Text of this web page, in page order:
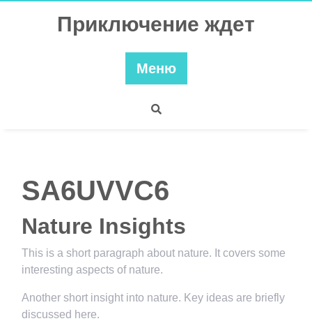
Приключение ждет
Меню
SA6UVVC6
Nature Insights
This is a short paragraph about nature. It covers some
interesting aspects of nature.
Another short insight into nature. Key ideas are briefly
discussed here.